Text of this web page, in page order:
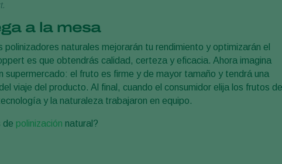
a la mesa
naturales mejorarán tu rendimiento y optimizarán el
es que obtendrás calidad, certeza y eficacia. Ahora imagina
supermercado: el fruto es firme y de mayor tamaño y tendrá una
viaje del producto. Al final, cuando el consumidor elija los frutos de
y la naturaleza trabajaron en equipo.
de polinización natural?